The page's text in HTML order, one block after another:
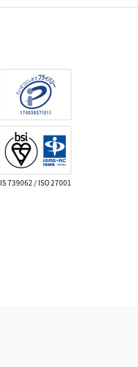
IS 739062 / ISO 27001